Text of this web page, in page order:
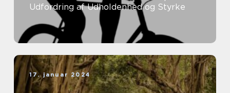
Udfordring af Udholdenhed og Styrke
17. januar 2024